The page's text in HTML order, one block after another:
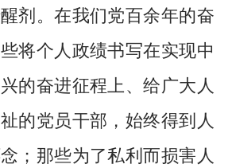
剂。在我们党百余年的奋
将个人政绩书写在实现中
的奋进征程上、给广大人
的党员干部，始终得到人
；那些为了私利而损害人